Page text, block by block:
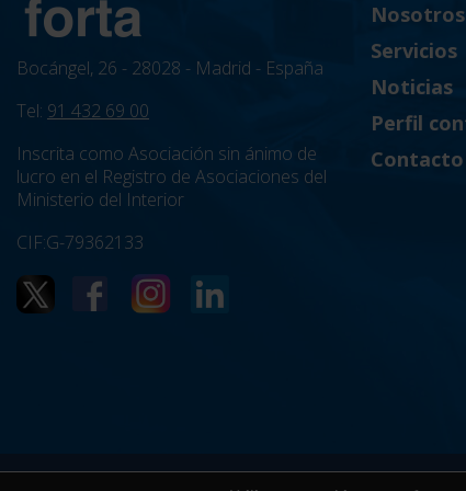
Bocángel, 26 - 28028 - Madrid - España
Tel: 91 432 69 00
Inscrita como Asociación sin ánimo de
lucro en el Registro de Asociaciones del
Ministerio del Interior
CIF:G-79362133
Nosotros
Servicios
Noticias
Perfil
Contacto